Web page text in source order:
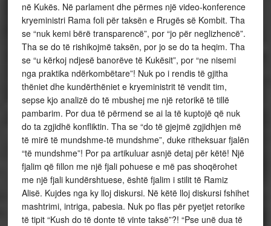
në Kukës. Në parlament dhe përmes një video-konference
kryeministri Rama foli për taksën e Rrugës së Kombit. Tha
se “nuk kemi bërë transparencë”, por “jo për neglizhencë”.
Tha se do të rishikojmë taksën, por jo se do ta heqim. Tha
se “u kërkoj ndjesë banorëve të Kukësit”, por “ne nisemi
nga praktika ndërkombëtare”! Nuk po i rendis të gjitha
thëniet dhe kundërthëniet e kryeministrit të vendit tim,
sepse kjo analizë do të mbushej me një retorikë të tillë
pambarim. Por dua të përmend se ai la të kuptojë që nuk
do ta zgjidhë konfliktin. Tha se “do të gjejmë zgjidhjen më
të mirë të mundshme-të mundshme”, duke ritheksuar fjalën
“të mundshme”! Por pa artikuluar asnjë detaj për këtë! Një
fjalim që fillon me një fjali pohuese e më pas shoqërohet
me një fjali kundërshtuese, është fjalim i stilit të Ramiz
Alisë. Kujdes nga ky lloj diskursi. Në këtë lloj diskursi fshihet
mashtrimi, intriga, pabesia. Nuk po flas për pyetjet retorike
të tipit “Kush do të donte të vinte taksë”?! “Pse unë dua të